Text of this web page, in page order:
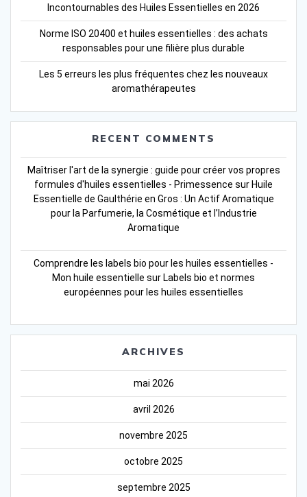
Incontournables des Huiles Essentielles en 2026
Norme ISO 20400 et huiles essentielles : des achats
responsables pour une filière plus durable
Les 5 erreurs les plus fréquentes chez les nouveaux
aromathérapeutes
RECENT COMMENTS
Maîtriser l'art de la synergie : guide pour créer vos propres
formules d'huiles essentielles - Primessence sur Huile
Essentielle de Gaulthérie en Gros : Un Actif Aromatique
pour la Parfumerie, la Cosmétique et l’Industrie
Aromatique
Comprendre les labels bio pour les huiles essentielles -
Mon huile essentielle sur Labels bio et normes
européennes pour les huiles essentielles
ARCHIVES
mai 2026
avril 2026
novembre 2025
octobre 2025
septembre 2025